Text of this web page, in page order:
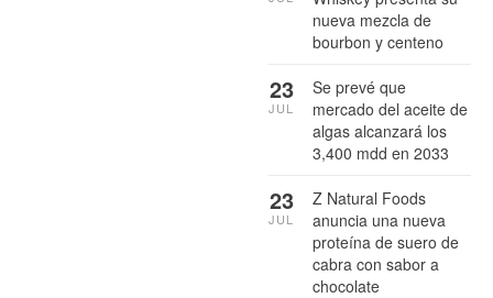
nueva mezcla de
bourbon y centeno
Se prevé que
mercado del aceite de
algas alcanzará los
3,400 mdd en 2033
23
JUL
Z Natural Foods
anuncia una nueva
proteína de suero de
cabra con sabor a
chocolate
23
JUL